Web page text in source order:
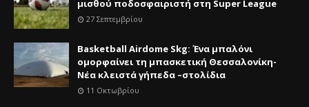
μισθού ποδοσφαιριστή στη Super League
27 Σεπτεμβρίου
Basketball Airdome Skg: Ένα μπαλόνι
ομορφαίνει τη μπασκετική Θεσσαλονίκη-
Νέα κλειστά γήπεδα –στολίδια
11 Οκτωβρίου